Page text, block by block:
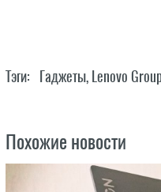
Тэги: Гаджеты, Lenovo
Похожие новости